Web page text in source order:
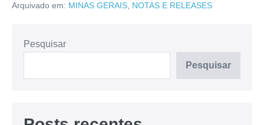
Arquivado em: MINAS GERAIS NOTAS E RELEASES
Pesquisar
Pesquisar